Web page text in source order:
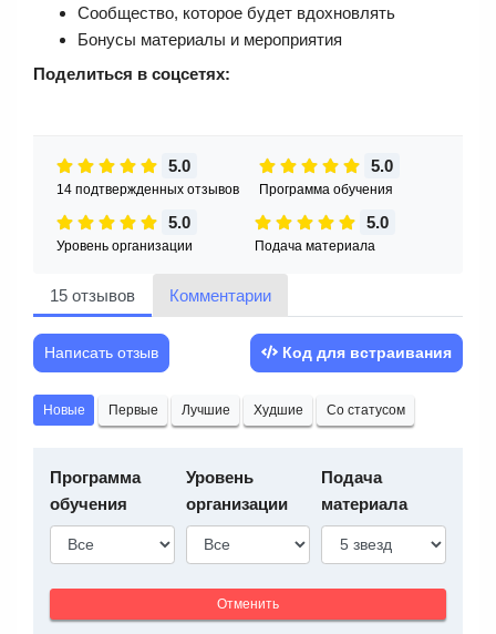
Сообщество, которое будет вдохновлять
Бонусы материалы и мероприятия
Поделиться в соцсетях:
5.0
14 подтвержденных отзывов
5.0
Программа обучения
5.0
Уровень организации
5.0
Подача материала
15 отзывов Комментарии
Написать отзыв Код для встраивания
Новые Первые Лучшие Худшие Со статусом
Программа
обучения
Уровень
организации
Подача
материала
Отменить